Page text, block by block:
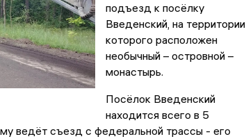
подъезд к посёлку
Введенский, на территории
которого расположен
необычный – островной –
монастырь.
Посёлок Введенский
находится всего в 5
ведёт съезд с федеральной трассы - его